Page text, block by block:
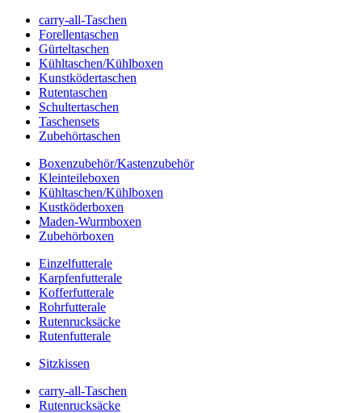
carry-all-Taschen
Forellentaschen
Gürteltaschen
Kühltaschen/Kühlboxen
Kunstködertaschen
Rutentaschen
Schultertaschen
Taschensets
Zubehörtaschen
Boxenzubehör/Kastenzubehör
Kleinteileboxen
Kühltaschen/Kühlboxen
Kustköderboxen
Maden-Wurmboxen
Zubehörboxen
Einzelfutterale
Karpfenfutterale
Kofferfutterale
Rohrfutterale
Rutenrucksäcke
Rutenfutterale
Sitzkissen
carry-all-Taschen
Rutenrucksäcke